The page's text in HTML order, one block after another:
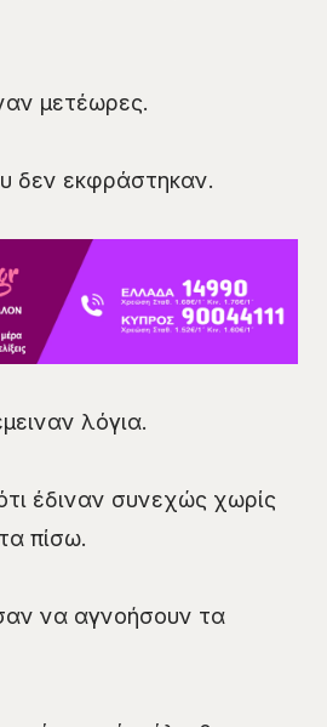
μετέωρες.
δεν εκφράστηκαν.
λόγια.
έδιναν συνεχώς χωρίς
πίσω.
να αγνοήσουν τα